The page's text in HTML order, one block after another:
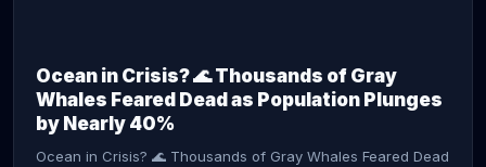
Ocean in Crisis? 🌊 Thousands of Gray
Whales Feared Dead as Population Plunges
by Nearly 40%
Ocean in Crisis? 🌊 Thousands of Gray Whales Feared Dead